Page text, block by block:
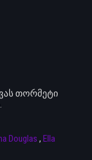
თორმეტი
Douglas , Ella